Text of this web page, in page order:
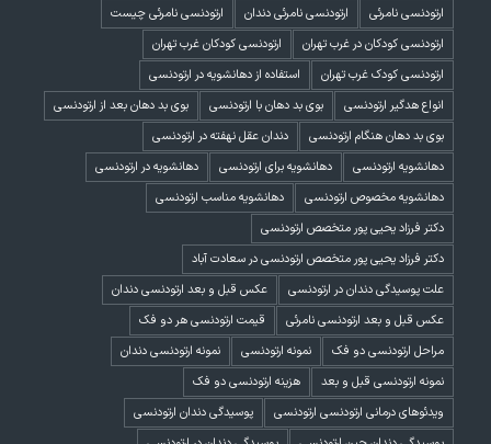
ارتودنسی نامرئی
ارتودنسی نامرئی دندان
ارتودنسی نامرئی چیست
ارتودنسی کودکان در غرب تهران
ارتودنسی کودکان غرب تهران
ارتودنسی کودک غرب تهران
استفاده از دهانشویه در ارتودنسی
انواع هدگیر ارتودنسی
بوی بد دهان با ارتودنسی
بوی بد دهان بعد از ارتودنسی
بوی بد دهان هنگام ارتودنسی
دندان عقل نهفته در ارتودنسی
دهانشویه ارتودنسی
دهانشویه برای ارتودنسی
دهانشویه در ارتودنسی
دهانشویه مخصوص ارتودنسی
دهانشویه مناسب ارتودنسی
دکتر فرزاد یحیی پور متخصص ارتودنسی
دکتر فرزاد یحیی پور متخصص ارتودنسی در سعادت آباد
علت پوسیدگی دندان در ارتودنسی
عکس قبل و بعد ارتودنسی دندان
عکس قبل و بعد ارتودنسی نامرئی
قیمت ارتودنسی هر دو فک
مراحل ارتودنسی دو فک
نمونه ارتودنسی
نمونه ارتودنسی دندان
نمونه ارتودنسی قبل و بعد
هزینه ارتودنسی دو فک
ویدئوهای درمانی ارتودنسی ارتودنسی
پوسیدگی دندان ارتودنسی